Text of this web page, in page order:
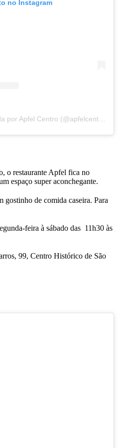
no Instagram
o restaurante Apfel fica no
espaço super aconchegante.
gostinho de comida caseira. Para
feira à sábado das 11h30 às
99, Centro Histórico de São